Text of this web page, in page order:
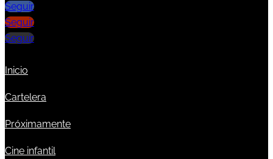
Seguir
Seguir
Seguir
Inicio
Cartelera
Próximamente
Cine infantil